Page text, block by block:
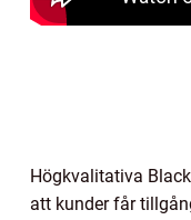
Högkvalitativa
att kunder får